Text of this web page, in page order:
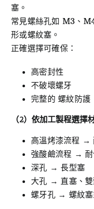
塞。
常見螺絲孔如 M3、
形或螺紋塞。
正確選擇可確保：
高密封性
不破壞螺牙
完整的 螺紋防護
（2）依加工製程選擇
高溫烤漆流程 →
強酸鹼流程 → 耐
深孔 → 長型塞
大孔 → 直塞、
螺牙孔 → 螺紋